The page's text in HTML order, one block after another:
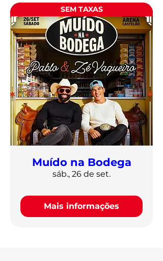
SEM TAXAS
Muído na Bodega
sáb., 26 de set.
Mais informações